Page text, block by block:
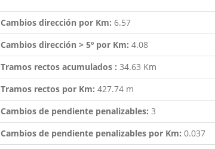
Cambios dirección por Km: 6.57
Cambios dirección > 5º por Km: 4.08
Tramos rectos acumulados : 34.63 Km
Tramos rectos por Km: 427.74 m
Cambios de pendiente penalizables: 3
Cambios de pendiente penalizables por Km: 0.037